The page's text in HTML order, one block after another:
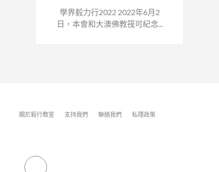
學界毅力行2022 2022年6月2
日，本會和大澳佛教筏可紀念...
關於毅行教室 支持我們 聯絡我們 私隱政策